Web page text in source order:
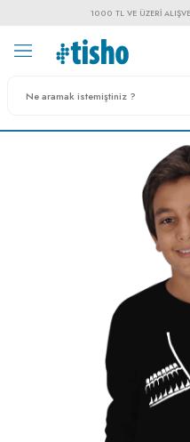
1000 TL VE ÜZERI